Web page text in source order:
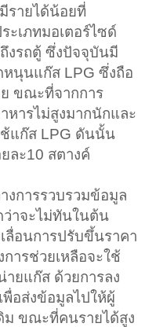
รายได้น้อยที่
ะเภทมอเตอร์ไซด์
งรถตู้ ซึ่งปัจจุบันมี
หนุนแก๊ส LPG ซึ่งถือ
ขณะที่จากการ
หารไม่สูงมากนักและ
ช้แก๊ส LPG ดันนั้น
ละ10 สตางค์
งการรวบรวมข้อมูล
ว่าจะไม่ทันในต้น
ลื่อนการปรับขึ้นราคา
ารช่วยเหลือจะใช้
ยแก๊ส ด้วยการลง
อส่งข้อมูลไปให้ผู้
ม ขณะที่คนรายได้สูง